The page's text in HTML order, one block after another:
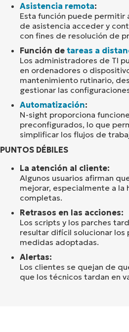
Asistencia remota:
Esta función puede permitir
de asistencia acceder y
con fines de resolución de
Función de tareas a
Los administradores de TI
en ordenadores o
mantenimiento rutinario,
gestionar las
Automatización:
N-sight proporciona
preconfigurados, lo que
simplificar los flujos de
PUNTOS DÉBILES
La atención al cliente:
Algunos usuarios afirman
mejorar, especialmente a la
completas.
Retrasos en las acciones:
Los scripts y los parches
resultar difícil solucionar los
medidas adoptadas.
Alertas:
Los clientes se quejan de
que los técnicos tardan en